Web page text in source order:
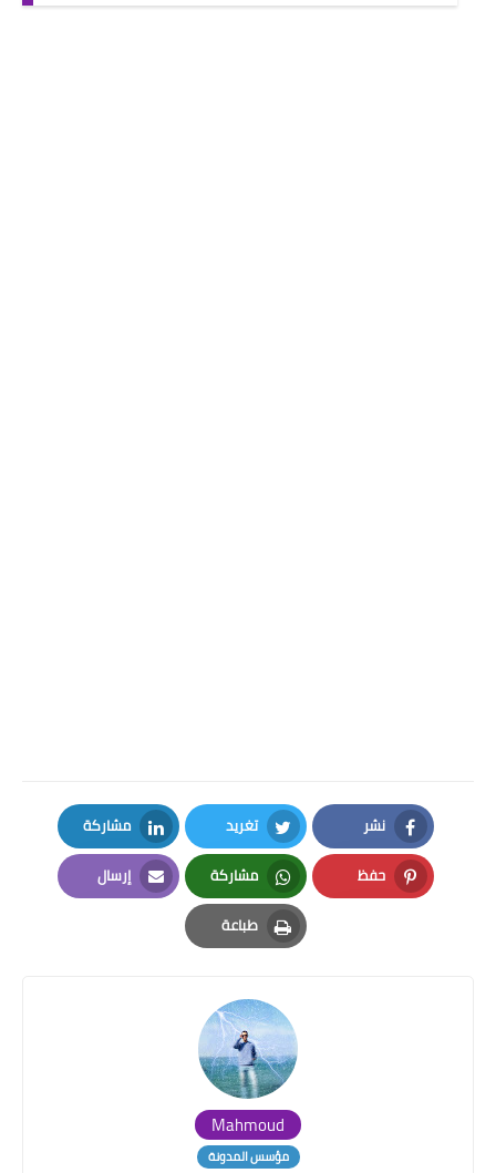
نشر
Facebook
تغريد
Twitter
مشاركة
LinkedIn
حفظ
Pinterest
مشاركة
Whatsapp
إرسال
Email
طباعة
Print
Mahmoud
مؤسس المدونة